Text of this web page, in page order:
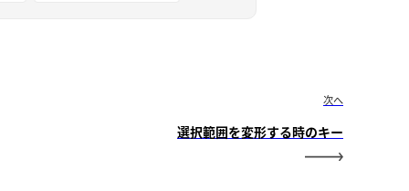
次へ
選択範囲を変形する時のキー